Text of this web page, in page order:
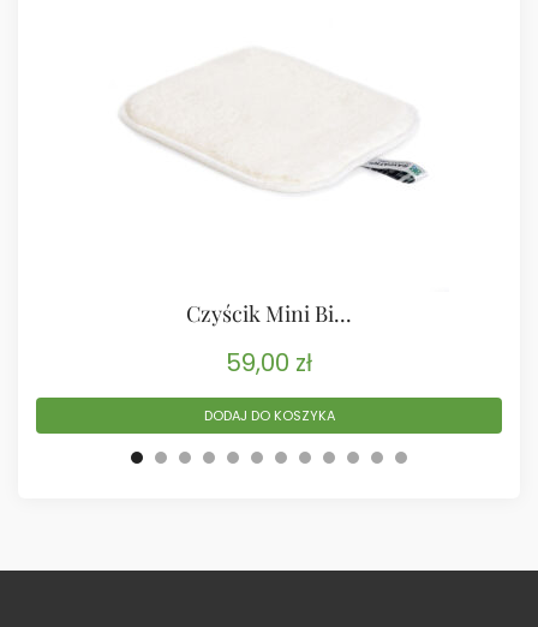
Czyścik Mini Bi...
59,00 zł
DODAJ DO KOSZYKA